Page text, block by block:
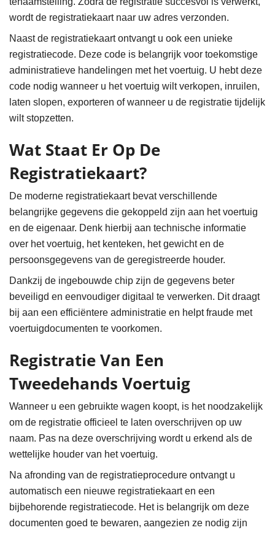
wordt de registratiekaart naar uw adres verzonden.
Naast de registratiekaart ontvangt u ook een unieke
registratiecode. Deze code is belangrijk voor toekomstige
administratieve handelingen met het voertuig. U hebt deze
code nodig wanneer u het voertuig wilt verkopen, inruilen,
laten slopen, exporteren of wanneer u de registratie tijdelijk
wilt stopzetten.
Wat Staat Er Op De
Registratiekaart?
De moderne registratiekaart bevat verschillende
belangrijke gegevens die gekoppeld zijn aan het voertuig
en de eigenaar. Denk hierbij aan technische informatie
over het voertuig, het kenteken, het gewicht en de
persoonsgegevens van de geregistreerde houder.
Dankzij de ingebouwde chip zijn de gegevens beter
beveiligd en eenvoudiger digitaal te verwerken. Dit draagt
bij aan een efficiëntere administratie en helpt fraude met
voertuigdocumenten te voorkomen.
Registratie Van Een
Tweedehands Voertuig
Wanneer u een gebruikte wagen koopt, is het noodzakelijk
om de registratie officieel te laten overschrijven op uw
naam. Pas na deze overschrijving wordt u erkend als de
wettelijke houder van het voertuig.
Na afronding van de registratieprocedure ontvangt u
automatisch een nieuwe registratiekaart en een
bijbehorende registratiecode. Het is belangrijk om deze
documenten goed te bewaren, aangezien ze nodig zijn